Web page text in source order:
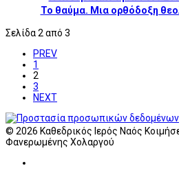
Το θαύμα. Μια ορθόδοξη
Σελίδα 2 από 3
PREV
1
2
3
NEXT
© 2026 Καθεδρικός Ιερός Ναός
Φανερωμένης Χολαργού